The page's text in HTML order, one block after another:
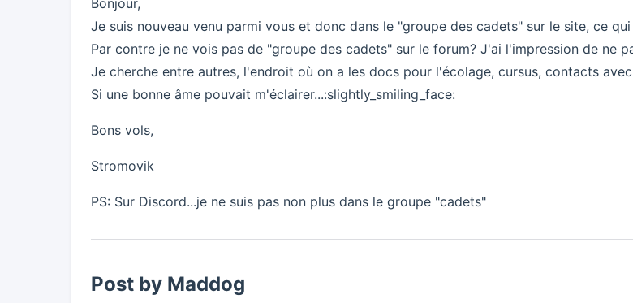
Bonjour,
Je suis nouveau venu parmi vous et donc dans le "groupe des cadets" sur le site, ce
Par contre je ne vois pas de "groupe des cadets" sur le forum? J'ai l'impression de ne
Je cherche entre autres, l'endroit où on a les docs pour l'écolage, cursus, contacts
Si une bonne âme pouvait m'éclairer...:slightly_smiling_face:
Bons vols,
Stromovik
PS: Sur Discord...je ne suis pas non plus dans le groupe "cadets"
Post by Maddog